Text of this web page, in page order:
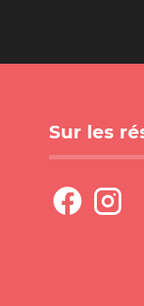
Sur les